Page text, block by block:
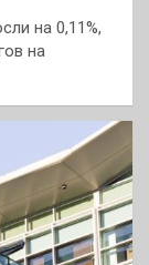
на 0,11%,
на